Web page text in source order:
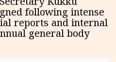
Kukku
following intense
reports and internal
general body